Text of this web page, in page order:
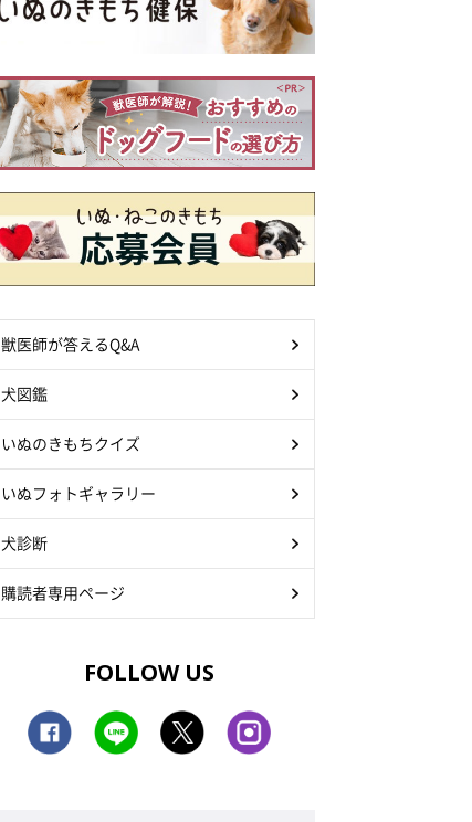
獣医師が答えるQ&A
犬図鑑
いぬのきもちクイズ
いぬフォトギャラリー
犬診断
購読者専用ページ
FOLLOW US